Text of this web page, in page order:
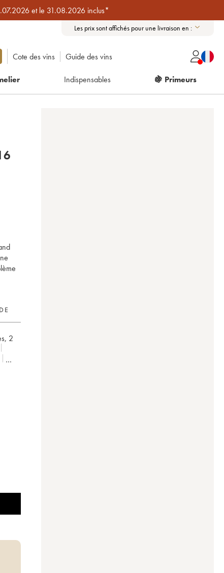
et le 31.08.2026 inclus*
Les prix sont affichés pour une livraison en :
Cote des vins Guide des vins
Indispensables 🍇 Primeurs
, 2